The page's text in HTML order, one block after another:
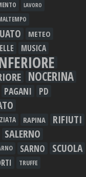
LAVORO
METEO
MUSICA
NOCERINA
PAGANI PD
RAPINA RIFIUTI
SALERNO
SARNO SCUOLA
TRUFFE